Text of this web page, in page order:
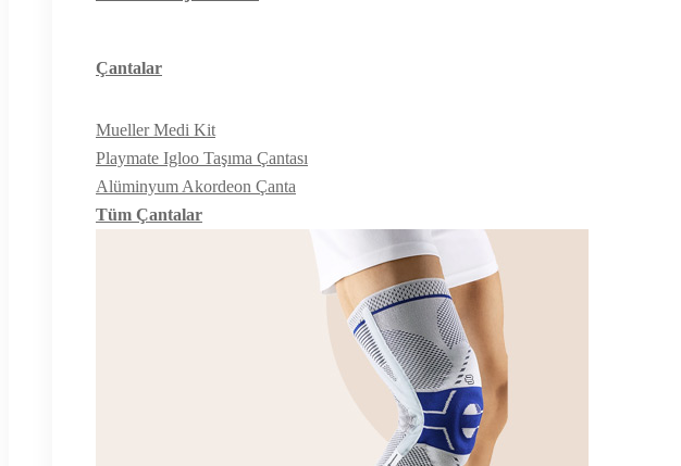
Çantalar
Mueller Medi Kit
Playmate Igloo Taşıma Çantası
Alüminyum Akordeon Çanta
Tüm Çantalar